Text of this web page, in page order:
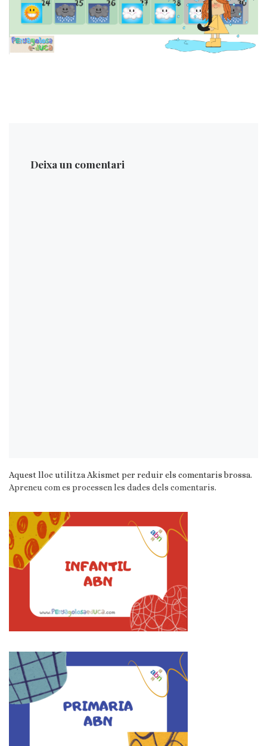
Deixa un comentari
Aquest lloc utilitza Akismet per reduir els comentaris brossa.
Apreneu com es processen les dades dels comentaris.